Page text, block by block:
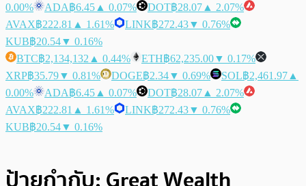
0.00%
ADA฿6.45 ▲ 0.07% DOT฿28.07 ▲ 2.07%
AVAX฿222.81 ▲ 1.61% LINK฿272.43▼ 0.76%
KUB฿20.54▼ 0.16%
BTC฿2,134,132 ▲ 0.44% ETH฿62,235.00▼ 0.17%
XRP฿35.79▼ 0.81% DOGE฿2.34▼ 0.69% SOL฿2,461.97 ▲
0.00%
ADA฿6.45 ▲ 0.07% DOT฿28.07 ▲ 2.07%
AVAX฿222.81 ▲ 1.61% LINK฿272.43▼ 0.76%
KUB฿20.54▼ 0.16%